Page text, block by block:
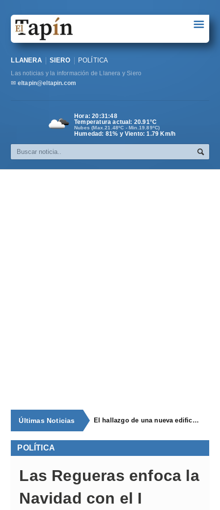
Sociedad
Política
Cultura
☰
LLANERA SIERO POLÍTICA
Las noticias y la información de Llanera y Siero
✉ eltapin@eltapin.com
Hora:20:31:48
Temperatura actual: 20.91°C
Nubes (Max.21.48ºC - Min.19.89ºC)
Humedad: 81% y Viento: 1.79 Km/h
Últimas Noticias El hallazgo de una nueva edificación amplía el valor patrimonial y científico de la villa romana de Andayón, en Las Regueras
POLÍTICA
Las Regueras enfoca la
Navidad con el I